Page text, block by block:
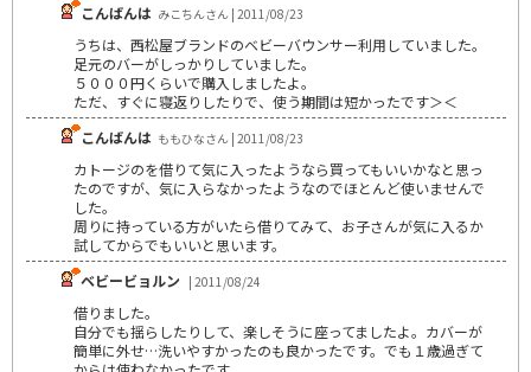
こんばんは みこちんさん | 2011/08/23
うちは、西松屋ブランドのベビーバウンサー利用していました。
足元のバーがしっかりしていました。
５０００円くらいで購入しましたよ。
ただ、すぐに寝返りしたりで、使う期間は短かったです＞＜
こんばんは ももひなさん | 2011/08/23
カトージのを借りて気に入ったようなら買ってもいいかなと思っ
たのですが、気に入らなかったようなのでほとんど使いませんで
した。
周りに持っている方がいたら借りてみて、お子さんが気に入るか
試してからでもいいと思います。
ベビービョルン | 2011/08/24
借りました。
自分でも揺らしたりして、楽しそうに座ってましたよ。カバーが
簡単に外せ…洗いやすかったのも良かったです。でも１歳過ぎて